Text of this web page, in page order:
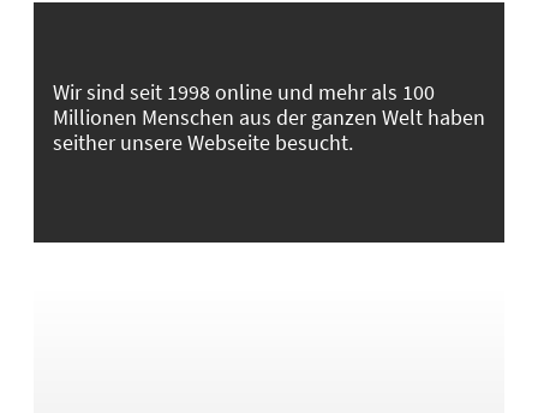
Wir sind seit 1998 online und mehr als 100
Millionen Menschen aus der ganzen Welt haben
seither unsere Webseite besucht.